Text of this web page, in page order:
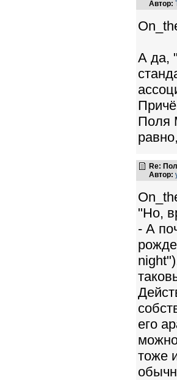
Автор:
А да,
Поля
Re:
Автор:
"Но,
- А
его
тоже